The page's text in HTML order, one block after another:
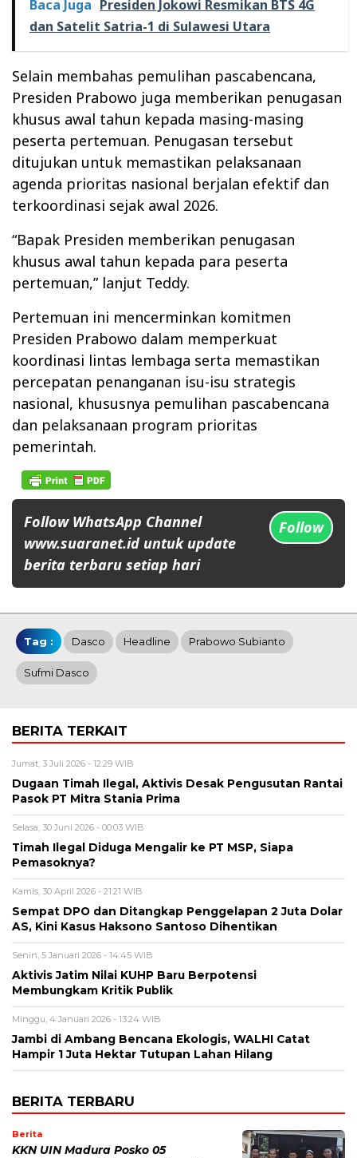
Baca Juga
Presiden Jokowi Resmikan BTS 4G
dan Satelit Satria-1 di Sulawesi Utara
Selain membahas pemulihan pascabencana,
Presiden Prabowo juga memberikan penugasan
khusus awal tahun kepada masing-masing
peserta pertemuan. Penugasan tersebut
ditujukan untuk memastikan pelaksanaan
agenda prioritas nasional berjalan efektif dan
terkoordinasi sejak awal 2026.
“Bapak Presiden memberikan penugasan
khusus awal tahun kepada para peserta
pertemuan,” lanjut Teddy.
Pertemuan ini mencerminkan komitmen
Presiden Prabowo dalam memperkuat
koordinasi lintas lembaga serta memastikan
percepatan penanganan isu-isu strategis
nasional, khususnya pemulihan pascabencana
dan pelaksanaan program prioritas
pemerintah.
Follow WhatsApp Channel
www.suaranet.id untuk update
berita terbaru setiap hari
Follow
Tag : Dasco Headline Prabowo Subianto
Sufmi Dasco
BERITA TERKAIT
Jumat, 3 Juli 2026 - 12:29 WIB
Dugaan Timah Ilegal, Aktivis Desak Pengusutan Rantai
Pasok PT Mitra Stania Prima
Selasa, 30 Juni 2026 - 00:03 WIB
Timah Ilegal Diduga Mengalir ke PT MSP, Siapa
Pemasoknya?
Kamis, 30 April 2026 - 21:21 WIB
Sempat DPO dan Ditangkap Penggelapan 2 Juta Dolar
AS, Kini Kasus Haksono Santoso Dihentikan
Senin, 5 Januari 2026 - 14:45 WIB
Aktivis Jatim Nilai KUHP Baru Berpotensi
Membungkam Kritik Publik
Minggu, 4 Januari 2026 - 13:24 WIB
Jambi di Ambang Bencana Ekologis, WALHI Catat
Hampir 1 Juta Hektar Tutupan Lahan Hilang
BERITA TERBARU
Berita
KKN UIN Madura Posko 05